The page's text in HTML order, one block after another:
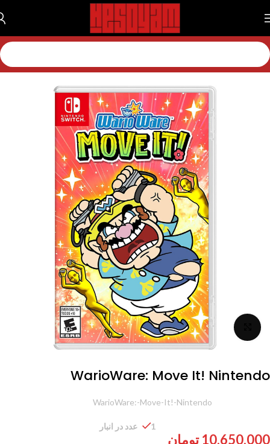
خانه بازی بازی نینتندو بازی نینتندو سویچ 1
برای بزرگنمایی کلیک کنید
WarioWare: Move It! Nintendo
WarioWare:-Move-It!-Nintendo
10,650,000 تومان
1 عدد در انبار